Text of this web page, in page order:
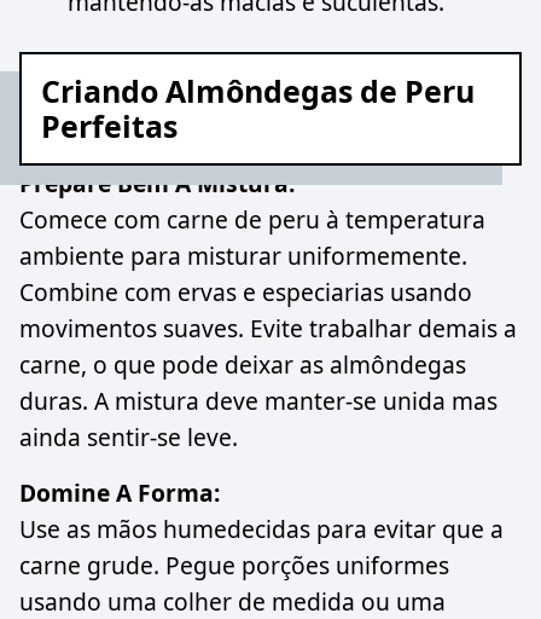
Criando Almôndegas de Peru
Perfeitas
Prepare Bem A Mistura:
Comece com carne de peru à temperatura
ambiente para misturar uniformemente.
Combine com ervas e especiarias usando
movimentos suaves. Evite trabalhar demais a
carne, o que pode deixar as almôndegas
duras. A mistura deve manter-se unida mas
ainda sentir-se leve.
Domine A Forma:
Use as mãos humedecidas para evitar que a
carne grude. Pegue porções uniformes
usando uma colher de medida ou uma